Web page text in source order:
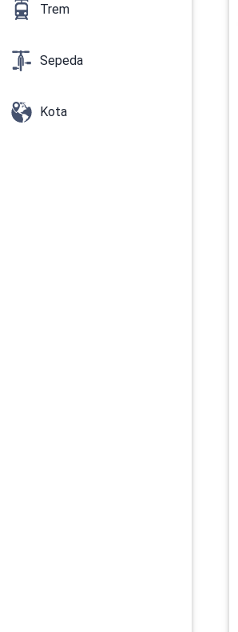
Trem
Sepeda
Kota